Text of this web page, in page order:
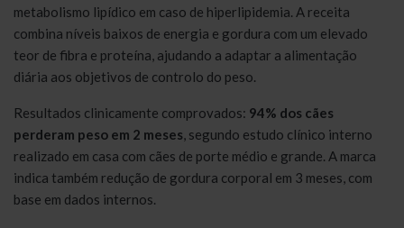
metabolismo lipídico em caso de hiperlipidemia. A receita
combina níveis baixos de energia e gordura com um elevado
teor de fibra e proteína, ajudando a adaptar a alimentação
diária aos objetivos de controlo do peso.
Resultados clinicamente comprovados: 94% dos cães
perderam peso em 2 meses, segundo estudo clínico interno
realizado em casa com cães de porte médio e grande. A marca
indica também redução de gordura corporal em 3 meses, com
base em dados internos.